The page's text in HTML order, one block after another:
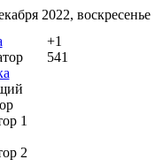
2022, воскресенье
+1
541